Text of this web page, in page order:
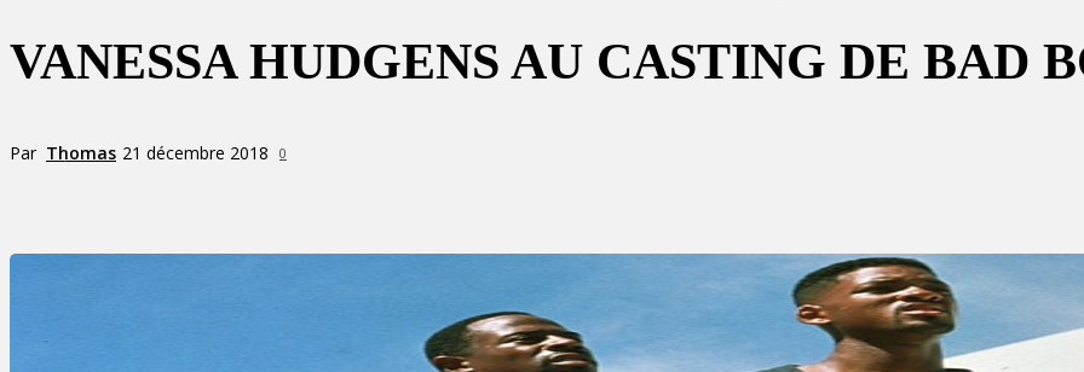
VANESSA HUDGENS AU CASTING DE BAD
Par Thomas 21 décembre 2018 0